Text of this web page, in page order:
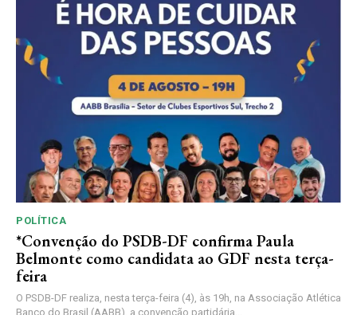
POLÍTICA
*Convenção do PSDB-DF confirma Paula
Belmonte como candidata ao GDF nesta terça-
feira
O PSDB-DF realiza, nesta terça-feira (4), às 19h, na Associação Atlética
Banco do Brasil (AABB), a convenção partidária...